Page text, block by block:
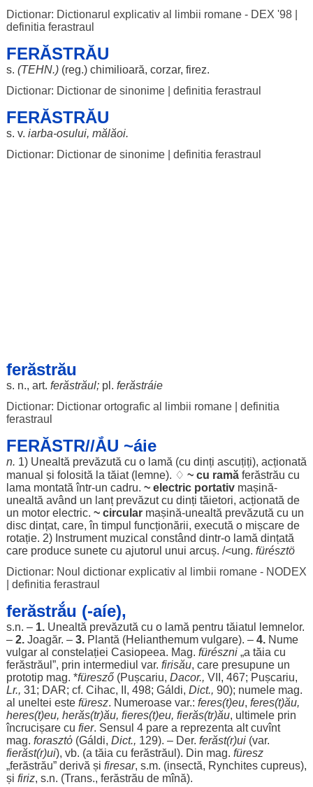
Dictionar: Dictionarul explicativ al limbii romane - DEX '98|
definitia ferastraul
FERĂSTRĂU
s. (TEHN.)(reg.) chimilioară, corzar, firez.
Dictionar: Dictionar de sinonime| definitia ferastraul
FERĂSTRĂU
s. v. iarba-osului, mălăoi.
Dictionar: Dictionar de sinonime| definitia ferastraul
ferăstrău
s. n., art. ferăstrăul;pl. ferăstráie
Dictionar: Dictionar ortografic al limbii romane| definitia
ferastraul
FERĂSTR//ẮU ~áie
n. 1) Unealtă prevăzută cu o lamă (cu dinți ascuțiți), acționată
manual și folosită la tăiat(lemne). ♢ ~ cu ramă ferăstrău cu
lama montată într-un cadru. ~ electric portativ mașină-
unealtă având un lanț prevăzutcu dinți tăietori, acționată de
un motor electric. ~ circular mașină-unealtă prevăzută cu un
disc dințat, care, în timpul funcționării, execută o mișcarede
rotație. 2) Instrument muzical constând dintr-o lamă dințată
care produce sunetecu ajutorul unui arcuș. /<ung. fürésztö
Dictionar: Noul dictionar explicativ al limbii romane - NODEX
definitia ferastraul
ferăstrắu (-aíe),
s.n. – 1. Unealtă prevăzută cu o lamă pentru tăiatul lemnelor.
– 2. Joagăr. – 3. Plantă (Helianthemum vulgare). – 4. Nume
vulgaral constelației Casiopeea. Mag. fürészni„a tăia cu
ferăstrăul”, prin intermediul var. firisău, care presupuneun
prototipmag. *füresző(Pușcariu, Dacor., VII , 467; Pușcariu,
Lr., 31; DAR; cf. Cihac, II, 498; Gáldi, Dict., 90); numelemag.
al uneltei este füresz. Numeroasevar.: feres(t)eu, feres(t)ău,
heres(t)eu, herăs(tr)ău, fieres(t)eu, fierăs(tr)ău, ultimeleprin
încrucișarecu fier. Sensul 4 pare a reprezenta altcuvînt
mag. forasztὁ(Gáldi, Dict., 129). – Der. ferăst(r)ui(var.
fierăst(r)ui), vb. (a tăia cu ferăstrăul). Din mag. füresz
„ferăstrău” derivă și firesar, s.m. (insectă, Rynchites cupreus),
și firiz, s.n. (Trans., ferăstrău de mînă).